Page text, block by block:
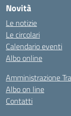
Novità
Le notizie
Le circolari
Calendario eventi
Albo online
Amministrazione
Albo on line
Contatti